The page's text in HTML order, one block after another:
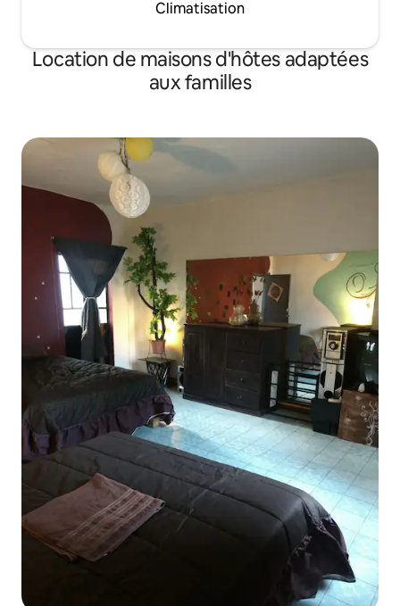
Climatisation
Location de maisons d'hôtes adaptées
aux familles